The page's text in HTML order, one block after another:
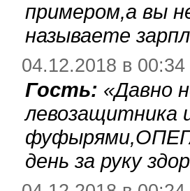
примером,а вы
называете
04.12.2018 в 00:34
Гость: «Давно
левозащитника
день за руку